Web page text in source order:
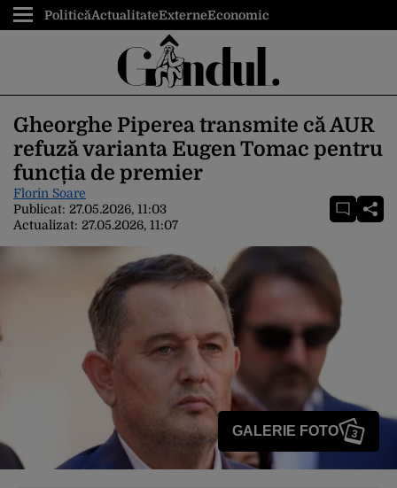
PoliticăActualitateExterneEconomic
Gheorghe Piperea transmite că AUR
refuză varianta Eugen Tomac pentru
funcția de premier
Florin Soare
Publicat: 27.05.2026, 11:03
Actualizat: 27.05.2026, 11:07
GALERIE FOTO 3